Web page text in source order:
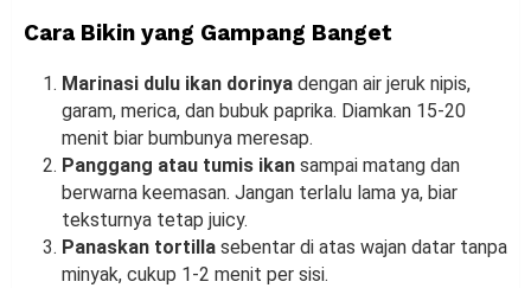
Cara Bikin yang Gampang Banget
Marinasi dulu ikan dorinya dengan air jeruk nipis,
garam, merica, dan bubuk paprika. Diamkan 15-20
menit biar bumbunya meresap.
Panggang atau tumis ikan sampai matang dan
berwarna keemasan. Jangan terlalu lama ya, biar
teksturnya tetap juicy.
Panaskan tortilla sebentar di atas wajan datar tanpa
minyak, cukup 1-2 menit per sisi.